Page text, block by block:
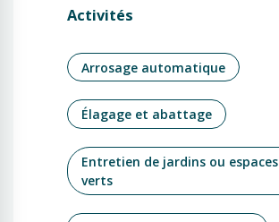
Activités
Arrosage automatique
Élagage et abattage
Entretien de jardins ou espaces
verts